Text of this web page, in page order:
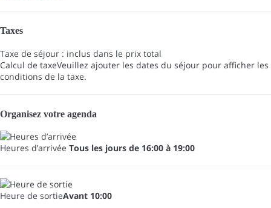
Taxes
Taxe de séjour : inclus dans le prix total
Calcul de taxeVeuillez ajouter les dates du séjour pour afficher les
conditions de la taxe.
Organisez votre agenda
Heures d’arrivée Tous les jours de 16:00 à 19:00
Heure de sortieAvant 10:00